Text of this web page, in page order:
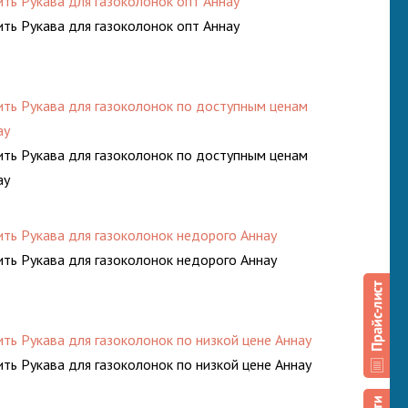
Рукава для газоколонок опт Аннау
Рукава для газоколонок по доступным ценам
Рукава для газоколонок по доступным ценам
Рукава для газоколонок недорого Аннау
Рукава для газоколонок недорого Аннау
Рукава для газоколонок по низкой цене Аннау
Рукава для газоколонок по низкой цене Аннау